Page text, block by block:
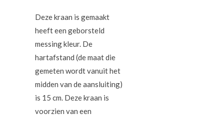
Deze kraan is gemaakt
heeft een geborsteld
messing kleur. De
hartafstand (de maat die
gemeten wordt vanuit het
midden van de aansluiting)
is 15 cm. Deze kraan is
voorzien van een